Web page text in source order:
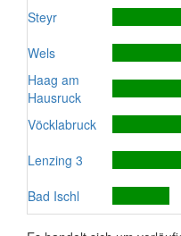
Steyr
Wels
Haag am
Hausruck
Vöcklabruck
Lenzing 3
Bad Ischl